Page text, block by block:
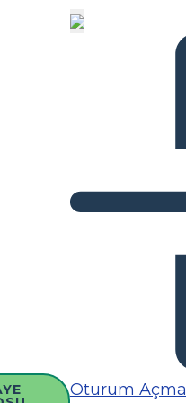
Oturum Açma